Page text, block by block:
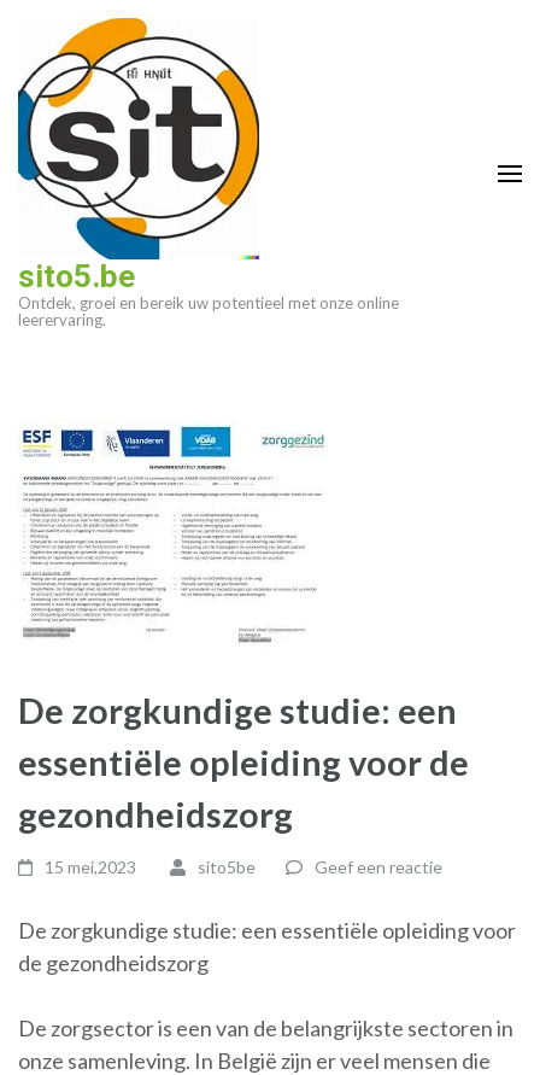
inhoud
(druk
enter)
sito5.be
Ontdek, groei en bereik uw potentieel met onze online
leerervaring.
De zorgkundige studie: een
essentiële opleiding voor de
gezondheidszorg
15 mei,2023 sito5be Geef een reactie
De zorgkundige studie: een essentiële opleiding voor
de gezondheidszorg
De zorgsector is een van de belangrijkste sectoren in
onze samenleving. In België zijn er veel mensen die